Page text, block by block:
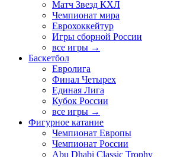
Матч Звезд КХЛ
Чемпионат мира
Еврохоккейтур
Игры сборной России
все игры →
Баскетбол
Евролига
Финал Четырех
Единая Лига
Кубок России
все игры →
Фигурное катание
Чемпионат Европы
Чемпионат России
Abu Dhabi Classic Trophy